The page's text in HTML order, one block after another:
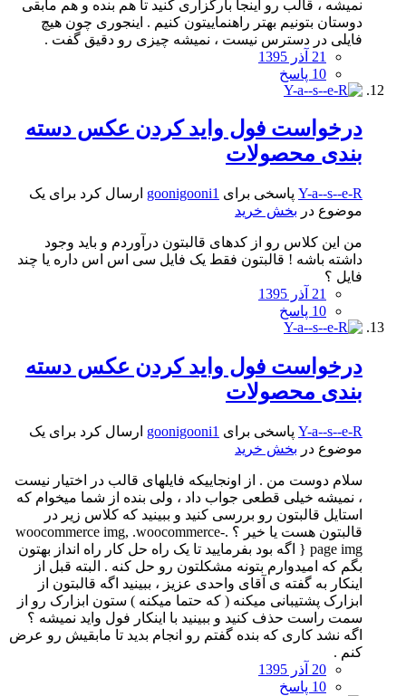
نمیشه ، قالب رو اینجا بارگزاری کنید تا هم بنده و هم مابقی
دوستان بتونیم بهتر راهنماییتون کنیم . اینجوری چون هیچ
فایلی در دسترس نیست ، نمیشه چیزی رو دقیق گفت .
21 آذر 1395
10 پاسخ
درخواست فول واید کردن عکس دسته
بندی محصولات
Y-a--s--e-R پاسخی برای goonigooni1 ارسال کرد برای یک
موضوع در بخش خرید
من این کلاس رو از کدهای قالبتون درآوردم و باید وجود
داشته باشه ! قالبتون فقط یک فایل سی اس اس داره یا چند
فایل ؟
21 آذر 1395
10 پاسخ
درخواست فول واید کردن عکس دسته
بندی محصولات
Y-a--s--e-R پاسخی برای goonigooni1 ارسال کرد برای یک
موضوع در بخش خرید
سلام دوست من . از اونجاییکه فایلهای قالب در اختیار نیست
، نمیشه خیلی قطعی جواب داد ، ولی بنده از شما میخوام که
استایل قالبتون رو بررسی کنید و ببینید که کلاس زیر در
قالبتون هست یا خیر ؟ .woocommerce img, .woocommerce-
page img { اگه بود بفرمایید تا یک راه حل کار راه انداز بهتون
بگم که امیدوارم بتونه مشکلتون رو حل کنه . البته قبل از
اینکار به گفته ی آقای واحدی عزیز ، ببینید اگه قالبتون از
ابزارک پشتیبانی میکنه ( که حتما میکنه ) ستون ابزارک رو از
سمت راست حذف کنید و ببینید با اینکار فول واید نمیشه ؟
اگه نشد کاری که بنده گفتم رو انجام بدید تا مابقیش رو عرض
کنم .
20 آذر 1395
10 پاسخ